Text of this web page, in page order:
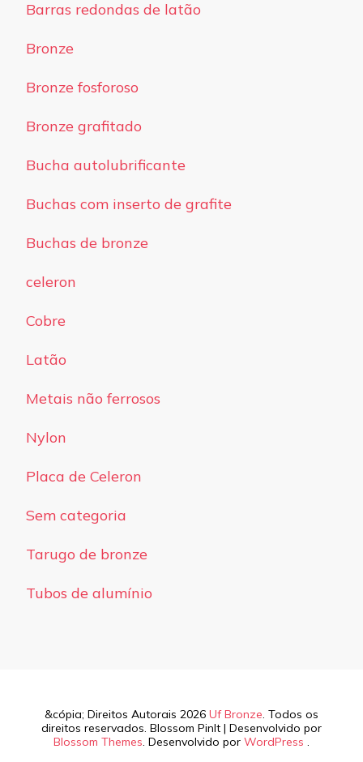
Barras redondas de latão
Bronze
Bronze fosforoso
Bronze grafitado
Bucha autolubrificante
Buchas com inserto de grafite
Buchas de bronze
celeron
Cobre
Latão
Metais não ferrosos
Nylon
Placa de Celeron
Sem categoria
Tarugo de bronze
Tubos de alumínio
&cópia; Direitos Autorais 2026 Uf Bronze. Todos os
direitos reservados. Blossom PinIt | Desenvolvido por
Blossom Themes. Desenvolvido por WordPress .